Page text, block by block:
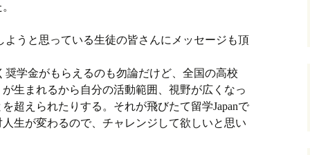
ようと思っている生徒の皆さんにメッセージも頂
奨学金がもらえるのも勿論だけど、全国の高校
生まれるから自分の活動範囲、視野が広くなっ
超えられたりする。それが飛びたて留学Japanで
生が変わるので、チャレンジして欲しいと思い